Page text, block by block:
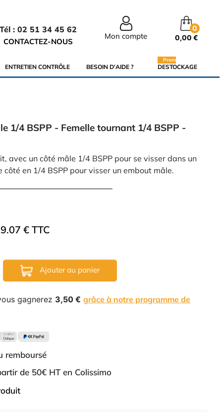
Tél : 02 51 34 45 62
CONTACTEZ-NOUS
Mon compte
0
0,00 €
ENTRETIEN CONTRÔLE BESOIN D'AIDE ? DESTOCKAGE
Promo
1/4 BSPP - Femelle tournant 1/4 BSPP -
avec un côté mâle 1/4 BSPP pour se visser dans un
en 1/4 BSPP pour visser un embout mâle.
€ TTC
Ajouter au panier
gagnerez 3,50 € grâce à notre programme de
remboursé
de 50€ HT en Colissimo